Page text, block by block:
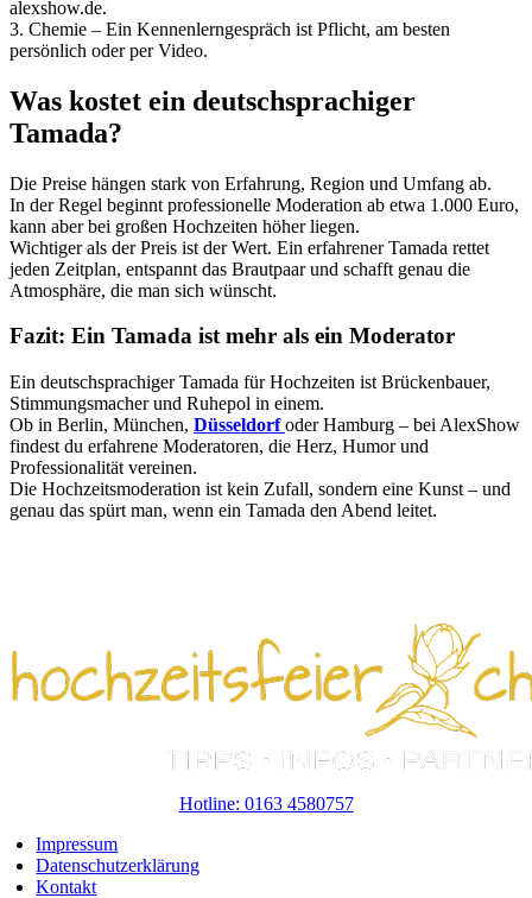
alexshow.de.
3. Chemie – Ein Kennenlerngespräch ist Pflicht, am besten
persönlich oder per Video.
Was kostet ein deutschsprachiger
Tamada?
Die Preise hängen stark von Erfahrung, Region und Umfang ab.
In der Regel beginnt professionelle Moderation ab etwa 1.000 Euro,
kann aber bei großen Hochzeiten höher liegen.
Wichtiger als der Preis ist der Wert. Ein erfahrener Tamada rettet
jeden Zeitplan, entspannt das Brautpaar und schafft genau die
Atmosphäre, die man sich wünscht.
Fazit: Ein Tamada ist mehr als ein Moderator
Ein deutschsprachiger Tamada für Hochzeiten ist Brückenbauer,
Stimmungsmacher und Ruhepol in einem.
Ob in Berlin, München, Düsseldorfoder Hamburg – bei AlexShow
findest du erfahrene Moderatoren, die Herz, Humor und
Professionalität vereinen.
Die Hochzeitsmoderation ist kein Zufall, sondern eine Kunst – und
genau das spürt man, wenn ein Tamada den Abend leitet.
Hotline: 0163 4580757
Impressum
Datenschutzerklärung
Kontakt